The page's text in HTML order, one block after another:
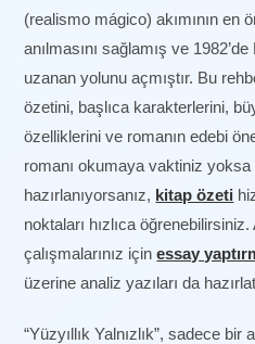
(realismo mágico) akımının en
anılmasını sağlamış ve
uzanan yolunu açmıştır. Bu
özetini, başlıca karakterlerini,
özelliklerini ve romanın edebi
romanı okumaya vaktiniz yoksa
hazırlanıyorsanız, kitap özeti
noktaları hızlıca
çalışmalarınız içinessay
üzerine analiz yazıları da
“Yüzyıllık Yalnızlık”, sadece bir